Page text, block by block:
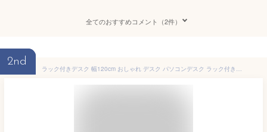
全てのおすすめコメント（2件）
2nd
ラック付きデスク 幅120cm おしゃれ デスク パソコンデスク ラック付き pcデスク 学習デスク 書斎机 引き出し 収納付き 棚付き テレワーク 在宅ワーク スリム 省スペース 北欧 木製 モダン ウォールナット ホワイト 白 iwp-120 【あす楽】ordy